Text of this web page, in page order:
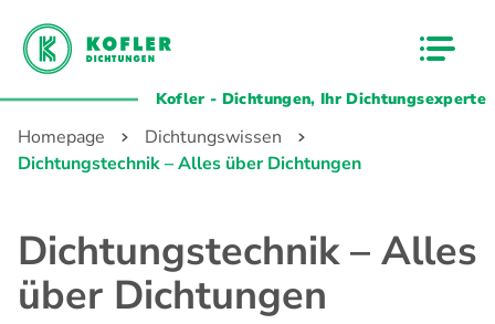
Kofler - Dichtungen, Ihr Dichtungsexperte
Homepage
Dichtungswissen
Dichtungstechnik – Alles über Dichtungen
Dichtungstechnik – Alles
über Dichtungen